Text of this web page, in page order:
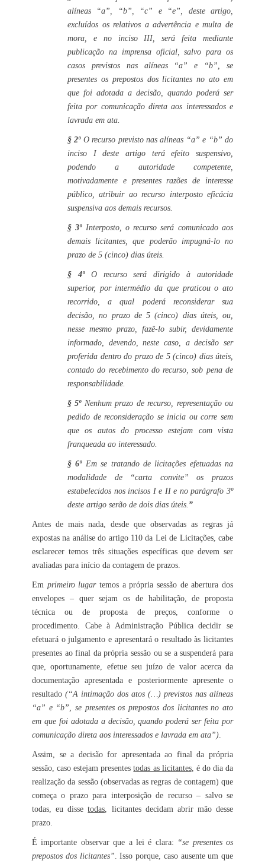
alíneas “a”, “b”, “c” e “e”, deste artigo,
excluídos os relativos a advertência e multa de
mora, e no inciso III, será feita mediante
publicação na imprensa oficial, salvo para os
casos previstos nas alíneas “a” e “b”, se
presentes os prepostos dos licitantes no ato em
que foi adotada a decisão, quando poderá ser
feita por comunicação direta aos interessados e
lavrada em ata.
§ 2ºO recurso previsto nas alíneas “a” e “b” do
inciso I deste artigo terá efeito suspensivo,
podendo a autoridade competente,
motivadamente e presentes razões de interesse
público, atribuir ao recurso interposto eficácia
suspensiva aos demais recursos.
§ 3ºInterposto, o recurso será comunicado aos
demais licitantes, que poderão impugná-lo no
prazo de 5 (cinco) dias úteis.
§ 4ºO recurso será dirigido à autoridade
superior, por intermédio da que praticou o ato
recorrido, a qual poderá reconsiderar sua
decisão, no prazo de 5 (cinco) dias úteis, ou,
nesse mesmo prazo, fazê-lo subir, devidamente
informado, devendo, neste caso, a decisão ser
proferida dentro do prazo de 5 (cinco) dias úteis,
contado do recebimento do recurso, sob pena de
responsabilidade.
§ 5ºNenhum prazo de recurso, representação ou
pedido de reconsideração se inicia ou corre sem
que os autos do processo estejam com vista
franqueada ao interessado.
§ 6ºEm se tratando de licitações efetuadas na
modalidade de “carta convite” os prazos
estabelecidos nos incisos I e II e no parágrafo 3º
deste artigo serão de dois dias úteis. ”
Antes de mais nada, desde que observadas as regras já
expostas na análise do artigo 110 da Lei de Licitações, cabe
esclarecer temos três situações específicas que devem ser
avaliadas para início da contagem de prazos.
Em primeiro lugartemos a própria sessão de abertura dos
envelopes – quer sejam os de habilitação, de proposta
técnica ou de proposta de preços, conforme o
procedimento. Cabe à Administração Pública decidir se
efetuará o julgamento e apresentará o resultado às licitantes
presentes ao final da própria sessão ou se a suspenderá para
que, oportunamente, efetue seu juízo de valor acerca da
documentação apresentada e posteriormente apresente o
resultado (“A intimação dos atos (…) previstos nas alíneas
“a” e “b”, se presentes os prepostos dos licitantes no ato
em que foi adotada a decisão, quando poderá ser feita por
comunicação direta aos interessados e lavrada em ata”).
Assim, se a decisão for apresentada ao final da própria
sessão, caso estejam presentestodas as licitantes, é do dia da
realização da sessão (observadas as regras de contagem) que
começa o prazo para interposição de recurso – salvo se
todas, eu dissetodas, licitantes decidam abrir mão desse
prazo.
É importante observar que a lei é clara: “se presentes os
prepostos dos licitantes”. Isso porque, caso ausente um que